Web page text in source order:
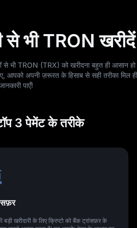
भी TRON खरीदें
भी TRON (TRX) को खरीदना बहुत ही आसान
आपको अपनी ज़रूरत के हिसाब से सही तरीका मिल ही
पाएँ!
3 पेमेंट के तरीके
बड़ी खरीदारी के लिए क्रिप्टो को बैंक ट्रांसफ़र के